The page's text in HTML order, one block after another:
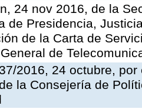
24 nov 2016, de la
de Presidencia,
de la Carta de
de
2016, 24 octubre,
la Consejería de